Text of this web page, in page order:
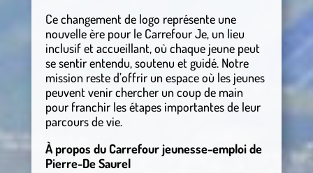
Ce changement de logo représente une
nouvelle ère pour le Carrefour Je, un lieu
inclusif et accueillant, où chaque jeune peut
se sentir entendu, soutenu et guidé. Notre
mission reste d’offrir un espace où les jeunes
peuvent venir chercher un coup de main
pour franchir les étapes importantes de leur
parcours de vie.
À propos du Carrefour jeunesse-emploi de
Pierre-De Saurel